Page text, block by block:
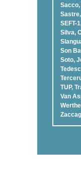
SEFT-
Silva,
Son
Soto,
TUP,
Van